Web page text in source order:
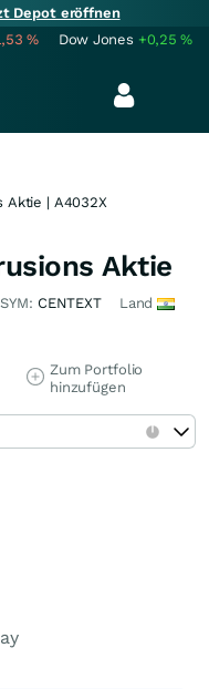
Depot eröffnen
% Dow Jones +0,25%
Aktie | A4032X
Aktie
SYM: CENTEXT Land
Zum Portfolio
hinzufügen